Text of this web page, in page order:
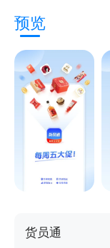
预览
货员通